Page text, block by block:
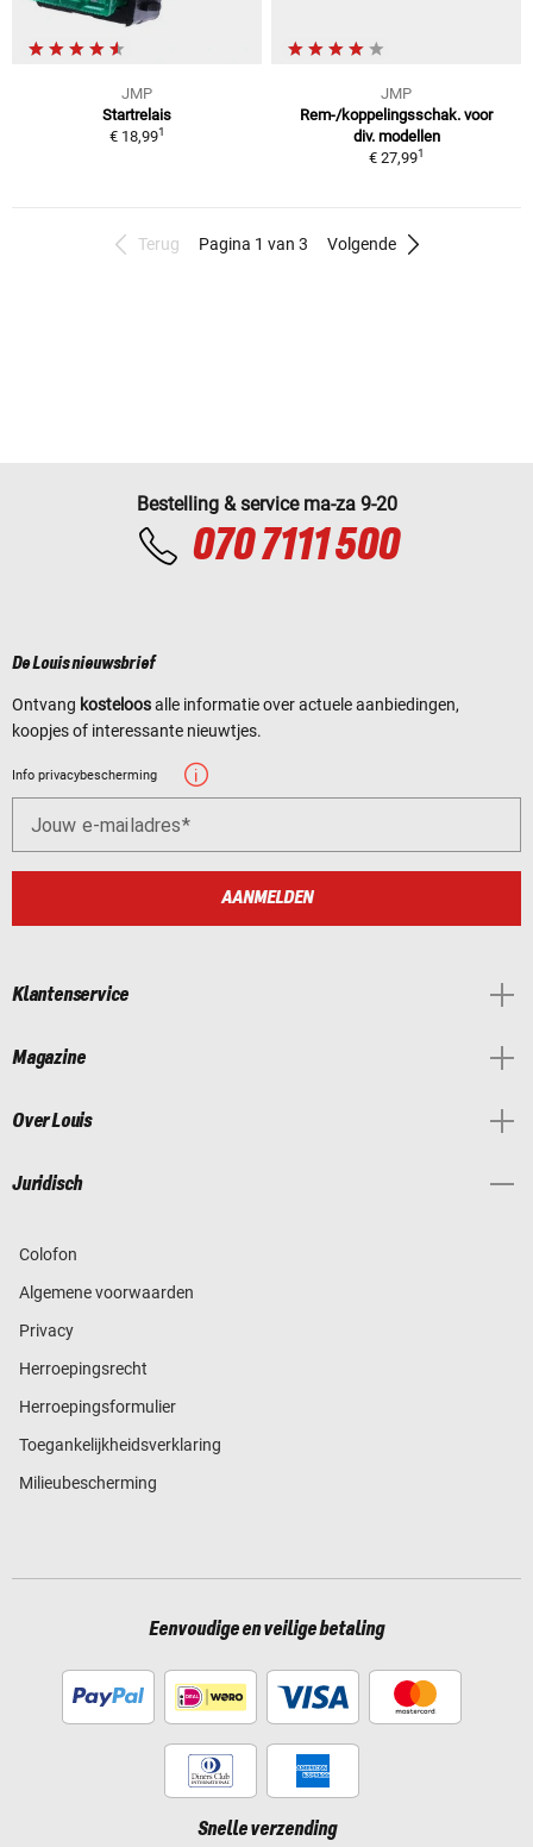
JMP
Startrelais
€ 18,991
JMP
Rem-/koppelingsschak. voor
div. modellen
€ 27,991
Terug Pagina 1 van 3 Volgende
Bestelling & service ma-za 9-20
070 7111 500
De Louis nieuwsbrief
Ontvang kosteloosalle informatie over actuele aanbiedingen,
koopjes of interessante nieuwtjes.
Info privacybescherming
Jouw e-mailadres
AANMELDEN
Klantenservice
Magazine
Over Louis
Juridisch
Colofon
Algemene voorwaarden
Privacy
Herroepingsrecht
Herroepingsformulier
Toegankelijkheidsverklaring
Milieubescherming
Eenvoudige en veilige betaling
Snelle verzending